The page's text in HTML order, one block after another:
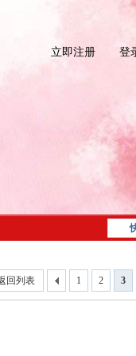
立即注册 登
1 2 3
回列表